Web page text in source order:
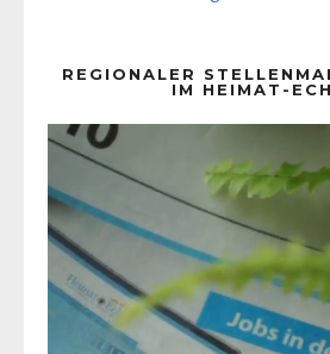
REGIONALER
IM HEIMAT-
Player